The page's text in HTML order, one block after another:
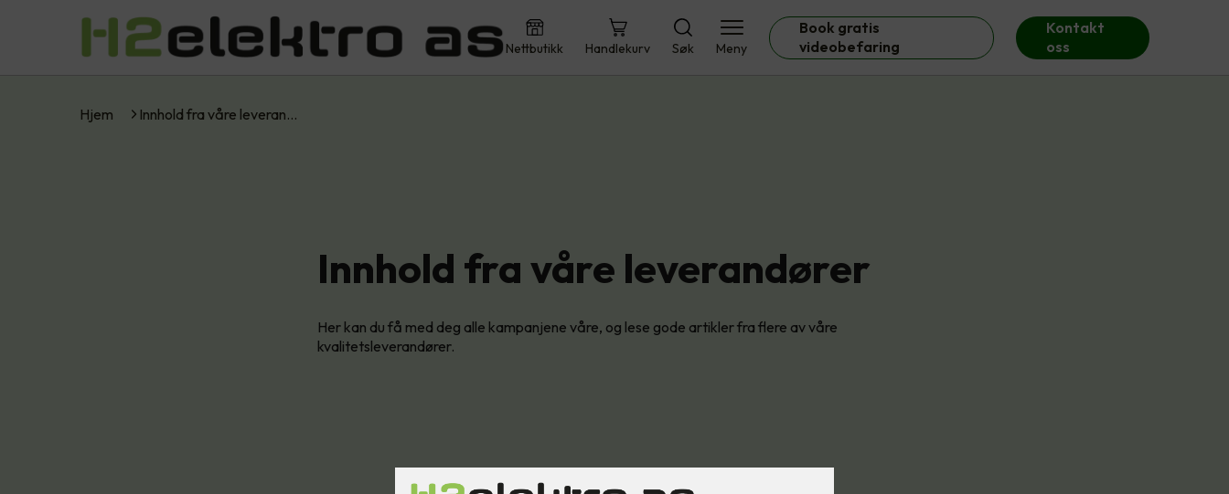
Nettbutikk Handlekurv Søk Meny
Book gratis
videobefaring
Kontakt
oss
Hjem Innhold fra våre leveran…
Innhold fra våre leverandører
Her kan du få med deg alle kampanjene våre, og lese gode artikler fra flere av våre
kvalitetsleverandører.